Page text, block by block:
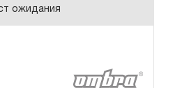
ожидания